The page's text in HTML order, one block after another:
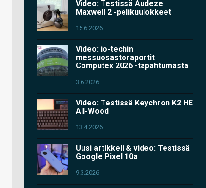
Video: Testissä Audeze
Maxwell 2 -pelikuulokkeet
15.6.2026
Video: io-techin
messuosastoraportit
Computex 2026 -tapahtumasta
3.6.2026
Video: Testissä Keychron K2 HE
All-Wood
13.4.2026
Uusi artikkeli & video: Testissä
Google Pixel 10a
9.3.2026